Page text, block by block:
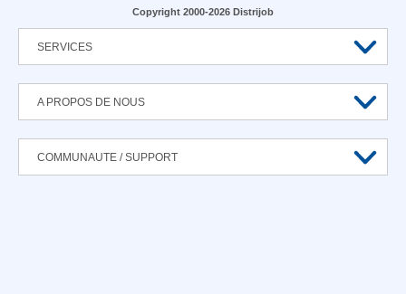
Copyright 2000-2026 Distrijob
SERVICES
A PROPOS DE NOUS
COMMUNAUTE / SUPPORT